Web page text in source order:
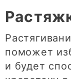
поможет
и будет